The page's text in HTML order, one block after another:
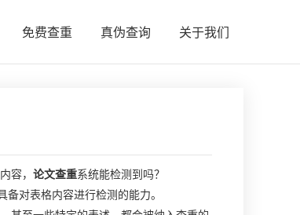
免费查重 真伪查询 关于我们
容， 论文查重系统能检测到吗？
对表格内容进行检测的能力。